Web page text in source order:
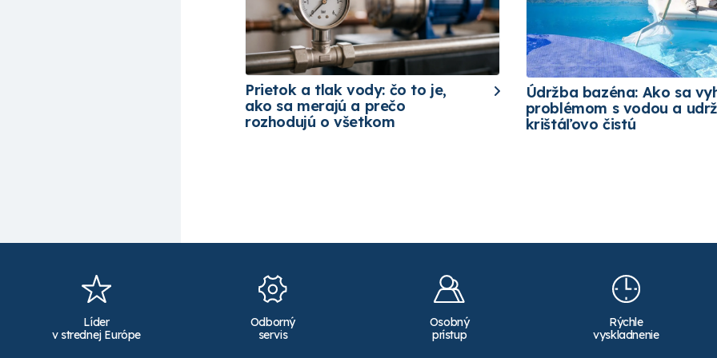
Prietok a tlak vody: čo to je,
ako sa merajú a prečo
rozhodujú o všetkom
Údržba bazéna: Ako sa
problémom s vodou a
krištáľovo čistú
Líder
v strednej Európe
Odborný
servis
Osobný
prístup
Rýchle
vyskladnenie